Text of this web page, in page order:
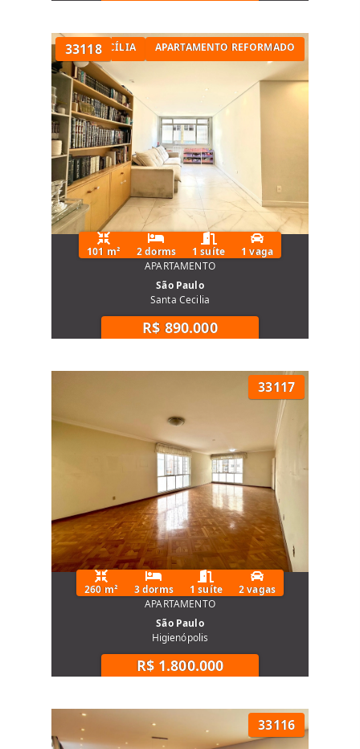
33118
NA SANTA CECÍLIA APARTAMENTO REFORMADO
101 m² 2 dorms 1 suíte
1 vaga
APARTAMENTO
São Paulo
Santa Cecilia
R$ 890.000
33117
260 m² 3 dorms 1 suíte
2 vagas
APARTAMENTO
São Paulo
Higienópolis
R$ 1.800.000
33116